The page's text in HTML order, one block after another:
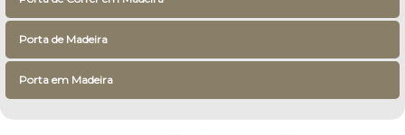
Porta de Madeira
Porta em Madeira